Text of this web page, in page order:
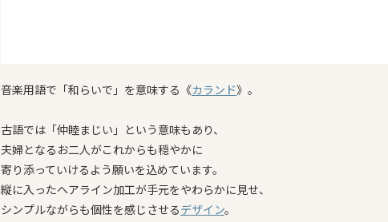
音楽用語で「和らいで」を意味する《カランド》。
古語では「仲睦まじい」という意味もあり、
夫婦となるお二人がこれからも穏やかに
寄り添っていけるよう願いを込めています。
縦に入ったヘアライン加工が手元をやわらかに見せ、
シンプルながらも個性を感じさせるデザイン。